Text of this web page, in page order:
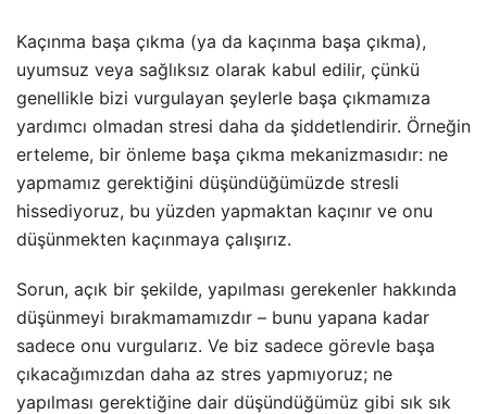
Kaçınma başa çıkma (ya da kaçınma başa çıkma),
uyumsuz veya sağlıksız olarak kabul edilir, çünkü
genellikle bizi vurgulayan şeylerle başa çıkmamıza
yardımcı olmadan stresi daha da şiddetlendirir. Örneğin
erteleme, bir önleme başa çıkma mekanizmasıdır: ne
yapmamız gerektiğini düşündüğümüzde stresli
hissediyoruz, bu yüzden yapmaktan kaçınır ve onu
düşünmekten kaçınmaya çalışırız.
Sorun, açık bir şekilde, yapılması gerekenler hakkında
düşünmeyi bırakmamamızdır – bunu yapana kadar
sadece onu vurgularız. Ve biz sadece görevle başa
çıkacağımızdan daha az stres yapmıyoruz; ne
yapılması gerektiğine dair düşündüğümüz gibi sık sık